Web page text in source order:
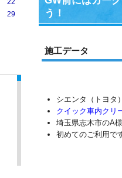
う！
施工データ
シエンタ（トヨタ）
クイック車内クリ
埼玉県志木市のA様
初めてのご利用で
22
29